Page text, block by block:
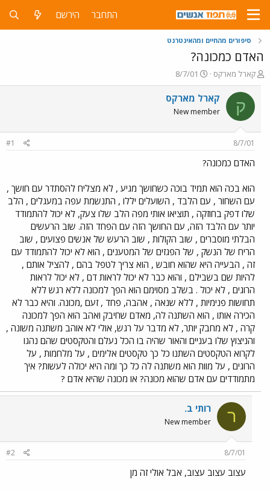
התחבר הירשם
סיפורים מהחיים ומהאינטרנט
האדם כמכונה?
פ
ו
ת
ח
ה
ש
א
קארל מארקס
פ
ו
ר
ם
8/7/01
ק קארל מארקס
New member
8/7/01
#1
האדם כמכונה?
הוא בכה הוא תמיד בוכה כשחושך מגיע , לא מצליח להסתדר עם חושך ,
עם השחור , עם הלבד , השועלים יללו , התנשמת עפה במעגלים , הלב
שלו דפק בחוזקה , תוציאו אותי מפה הלב שלו צעק, לא יכול להתמודד
יותר עם הלבד הזה, עם החושך הזה עם הפחד הזה. שוב הרעשים
הבלתי מוסברים , שוב הקולות , שוב הרעש של אנשים פצועים , שוב
הריח של הנשק , של הפגזים של המטענים , הוא לא יכול להתמודד עם
זה , הבעייה היא שהוא חובש , הוא צריך לטפל בהם , להציל אותם ,
להיות שם בשבילם , והוא כבר לא יכול לראות דם , לא יכול לראות
הרוגים , לא יכול . בשלב מסוימם הוא הפך למכונה ללא רגש ללא
תחושות פנימיות , ללא שנאה , אהבה, פחד , זעם ,מכונה. והיא כבר לא
הכירה אותו , הוא השתנה לה, מאדם שחיבק ואהב הוא הפך למכונה
קרה , לא מחבק יותר, לא מדבר על רגש, אולי לא אוהב משתנה משונה ,
והניצוץ שלו בעניים והאור שהיה בו הכל נעלם והטקסטים שהם נהגו
לקרוא הטקסטים השתנו כל כך טקסטים אלימים , על מלחמות , על
הרוגים , על מוות הוא משתנה לה כל כך ומה היא יכולה לעשות? איך
מתמודדים עם אדם שהוא מכונה? או מכונה שהיא אדם ?
ר רותי ב.
New member
8/7/01
#2
עצוב עצוב עצוב, אבל אולי זה מן